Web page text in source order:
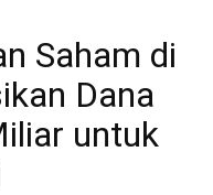
Saham di
Dana
untuk